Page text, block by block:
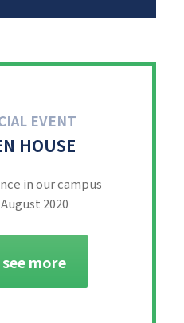
EVENT
HOUSE
in our campus
2020
more